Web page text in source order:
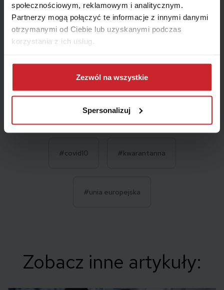
społecznościowym, reklamowym i analitycznym.
Partnerzy mogą połączyć te informacje z innymi danymi
otrzymanymi od Ciebie lub uzyskanymi podczas
korzystania z ich usług.
Dowiedz się więcej na temat tego, kim jesteśmy, jak
można się z nami skontaktować i w jaki sposób
przetwarzamy dane osobowe w ramachPolityki
Zezwól na wszystkie
Spersonalizuj
Tagi:
#covid10 #kwarantanna
#unia europejska
Zobacz inne artykuły: